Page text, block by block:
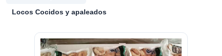
Locos Cocidos y apaleados